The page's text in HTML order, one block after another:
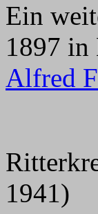
Ein
1897 in
Alfred
1941)